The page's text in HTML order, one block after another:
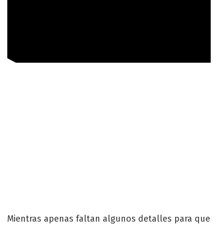
Mientras apenas faltan algunos detalles para que